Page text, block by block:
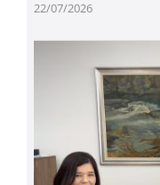
22/07/2026